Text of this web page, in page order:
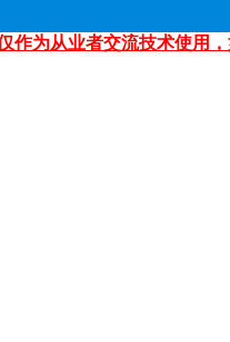
为从业者交流技术使用